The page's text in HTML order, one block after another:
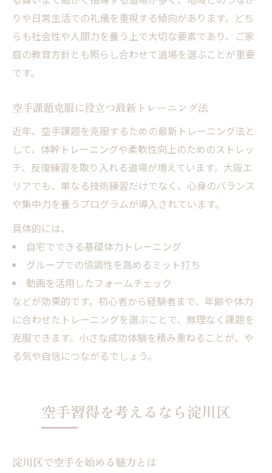
りや日常生活での礼儀を重視する傾向があります。どち
らも社会性や人間力を養う上で大切な要素であり、ご家
庭の教育方針とも照らし合わせて道場を選ぶことが重要
です。
空手課題克服に役立つ最新トレーニング法
近年、空手課題を克服するための最新トレーニング法と
して、体幹トレーニングや柔軟性向上のためのストレッ
チ、反復練習を取り入れる道場が増えています。大阪エ
リアでも、単なる技術練習だけでなく、心身のバランス
や集中力を養うプログラムが導入されています。
具体的には、
自宅でできる基礎体力トレーニング
グループでの協調性を高めるミット打ち
動画を活用したフォームチェック
などが効果的です。初心者から経験者まで、年齢や体力
に合わせたトレーニングを選ぶことで、無理なく課題を
克服できます。小さな成功体験を積み重ねることが、や
る気や自信につながるでしょう。
空手習得を考えるなら淀川区
淀川区で空手を始める魅力とは